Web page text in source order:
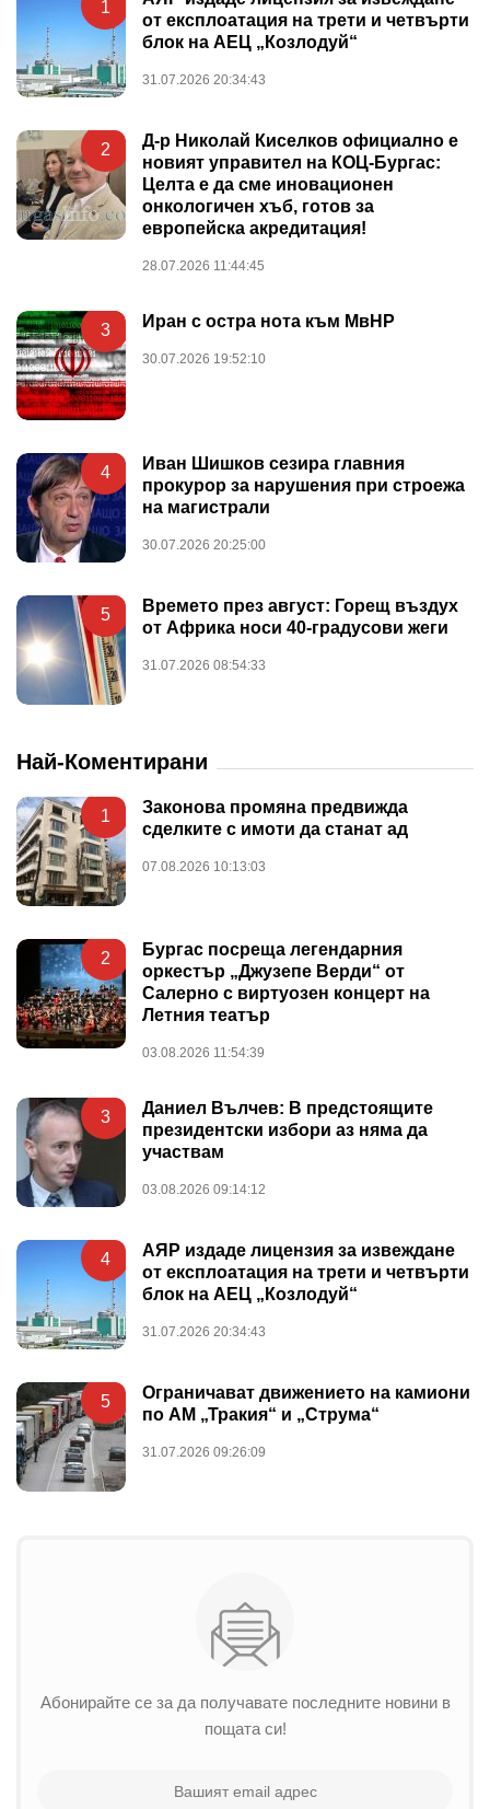
1
от експлоатация на трети и четвърти
блок на АЕЦ „Козлодуй“
31.07.2026 20:34:43
2
Д-р Николай Киселков официално е
новият управител на КОЦ-Бургас:
Целта е да сме иновационен
онкологичен хъб, готов за
европейска акредитация!
28.07.2026 11:44:45
3 Иран с остра нота към МвНР
30.07.2026 19:52:10
4
Иван Шишков сезира главния
прокурор за нарушения при строежа
на магистрали
30.07.2026 20:25:00
5
Времето през август: Горещ въздух
от Африка носи 40-градусови жеги
31.07.2026 08:54:33
Най-Коментирани
1
Законова промяна предвижда
сделките с имоти да станат ад
07.08.2026 10:13:03
2
Бургас посреща легендарния
оркестър „Джузепе Верди“ от
Салерно с виртуозен концерт на
Летния театър
03.08.2026 11:54:39
3
Даниел Вълчев: В предстоящите
президентски избори аз няма да
участвам
03.08.2026 09:14:12
4
АЯР издаде лицензия за извеждане
от експлоатация на трети и четвърти
блок на АЕЦ „Козлодуй“
31.07.2026 20:34:43
5
Ограничават движението на камиони
по АМ „Тракия“ и „Струма“
31.07.2026 09:26:09
Абонирайте се за да получавате последните новини в
пощата си!